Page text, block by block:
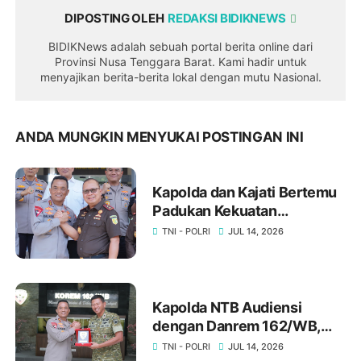
DIPOSTING OLEH REDAKSI BIDIKNEWS
BIDIKNews adalah sebuah portal berita online dari
Provinsi Nusa Tenggara Barat. Kami hadir untuk
menyajikan berita-berita lokal dengan mutu Nasional.
ANDA MUNGKIN MENYUKAI POSTINGAN INI
Kapolda dan Kajati Bertemu
Padukan Kekuatan
Penegakkan Hukum
TNI - POLRI JUL 14, 2026
‎Kapolda NTB Audiensi
dengan Danrem 162/WB,
Bahas Stabilitas Keamanan
TNI - POLRI JUL 14, 2026